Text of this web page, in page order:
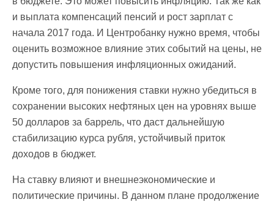
и выплата компенсаций пенсий и рост зарплат с
начала 2017 года. И Центробанку нужно время, чтобы
оценить возможное влияние этих событий на цены, не
допустить повышения инфляционных ожиданий.
Кроме того, для понижения ставки нужно убедиться в
сохранении высоких нефтяных цен на уровнях выше
50 долларов за баррель, что даст дальнейшую
стабилизацию курса рубля, устойчивый приток
доходов в бюджет.
На ставку влияют и внешнеэкономические и
политические причины. В данном плане продолжение